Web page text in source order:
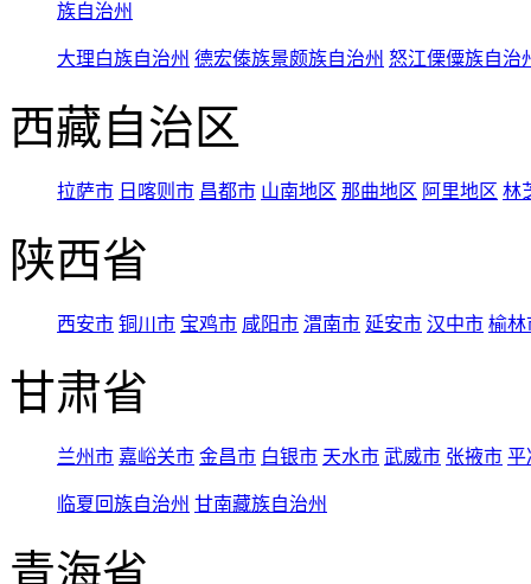
族自治州
大理白族自治州 德宏傣族景颇族自治州 怒江傈僳族自治
西藏自治区
拉萨市 日喀则市 昌都市 山南地区 那曲地区 阿里地区 林
陕西省
西安市 铜川市 宝鸡市 咸阳市 渭南市 延安市 汉中市 榆林
甘肃省
兰州市 嘉峪关市 金昌市 白银市 天水市 武威市 张掖市 平
临夏回族自治州 甘南藏族自治州
青海省